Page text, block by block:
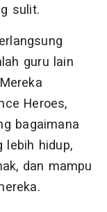
sulit.
guru lain
Heroes,
bagaimana
lebih hidup,
dan mampu